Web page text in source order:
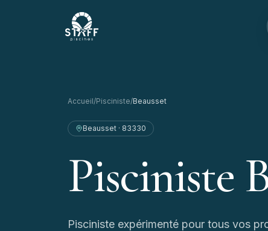
STAFF Piscines — Accueil
Accueil/Pisciniste/Beausset
Beausset · 83330
Pisciniste
Pisciniste expérimenté pour tous vos